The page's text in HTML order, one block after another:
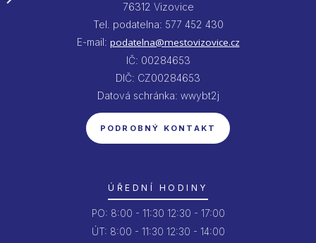
76312 Vizovice
Tel. podatelna: 577 452 430
E-mail: podatelna@mestovizovice.cz
IČ: 00284653
DIČ: CZ00284653
Datová schránka: wwybt2j
PODROBNÝ KONTAKT
ÚŘEDNÍ HODINY
PO: 8:00 - 11:30 12:30 - 17:00
ÚT: 8:00 - 11:30 12:30 - 14:00